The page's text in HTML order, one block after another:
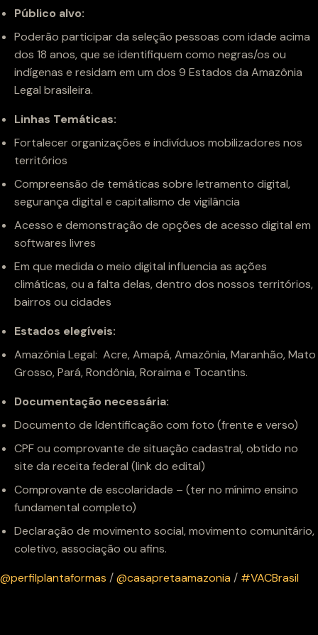
Público alvo:
Poderão participar da seleção pessoas com idade acima
dos 18 anos, que se identifiquem como negras/os ou
indígenas e residam em um dos 9 Estados da Amazônia
Legal brasileira.
Linhas Temáticas:
Fortalecer organizações e indivíduos mobilizadores nos
territórios
Compreensão de temáticas sobre letramento digital,
segurança digital e capitalismo de vigilância
Acesso e demonstração de opções de acesso digital em
softwares livres
Em que medida o meio digital influencia as ações
climáticas, ou a falta delas, dentro dos nossos territórios,
bairros ou cidades
Estados elegíveis:
Amazônia Legal: Acre, Amapá, Amazônia, Maranhão, Mato
Grosso, Pará, Rondônia, Roraima e Tocantins.
Documentação necessária:
Documento de Identificação com foto (frente e verso)
CPF ou comprovante de situação cadastral, obtido no
site da receita federal (link do edital)
Comprovante de escolaridade – (ter no mínimo ensino
fundamental completo)
Declaração de movimento social, movimento comunitário,
coletivo, associação ou afins.
@perfilplantaformas /@casapretaamazonia / #VACBrasil